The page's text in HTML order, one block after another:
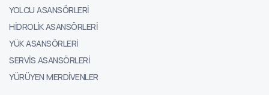
YOLCU ASANSÖRLERI
HIDROLIK ASANSÖRLERI
YÜK ASANSÖRLERI
SERVIS ASANSÖRLERI
YÜRÜYEN MERDIVENLER